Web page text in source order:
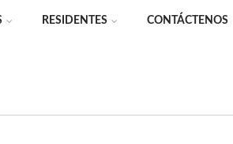
RESIDENTES CONTÁCTENOS